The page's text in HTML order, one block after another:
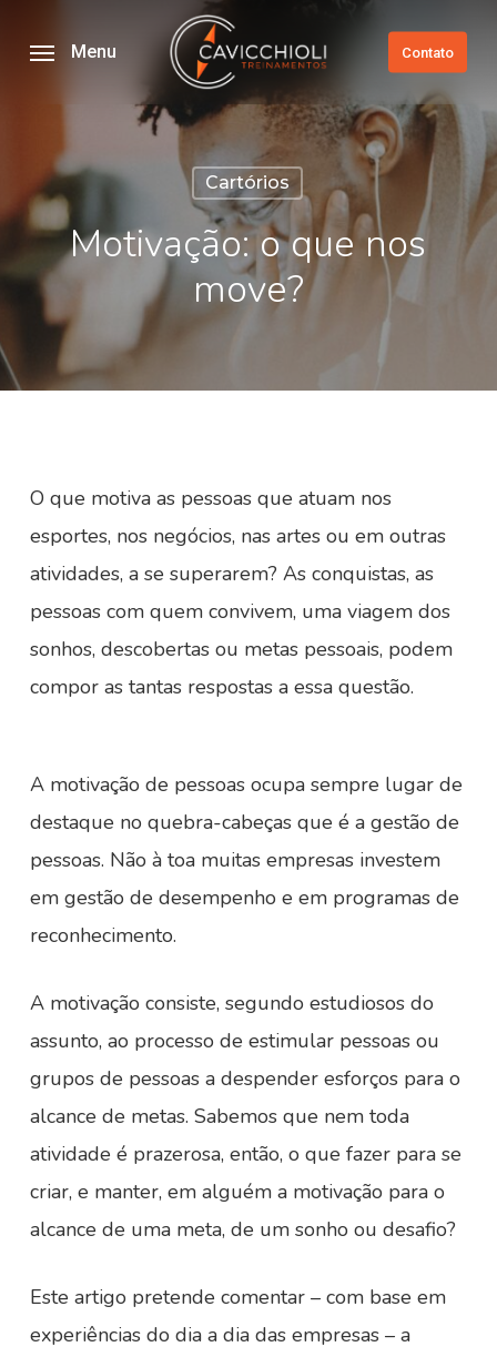
Contato
Menu
Cartórios
Motivação: o que nos
move?
O que motiva as pessoas que atuam nos
esportes, nos negócios, nas artes ou em outras
atividades, a se superarem? As conquistas, as
pessoas com quem convivem, uma viagem dos
sonhos, descobertas ou metas pessoais, podem
compor as tantas respostas a essa questão.
A motivação de pessoas ocupa sempre lugar de
destaque no quebra-cabeças que é a gestão de
pessoas. Não à toa muitas empresas investem
em gestão de desempenho e em programas de
reconhecimento.
A motivação consiste, segundo estudiosos do
assunto, ao processo de estimular pessoas ou
grupos de pessoas a despender esforços para o
alcance de metas. Sabemos que nem toda
atividade é prazerosa, então, o que fazer para se
criar, e manter, em alguém a motivação para o
alcance de uma meta, de um sonho ou desafio?
Este artigo pretende comentar – com base em
experiências do dia a dia das empresas – a